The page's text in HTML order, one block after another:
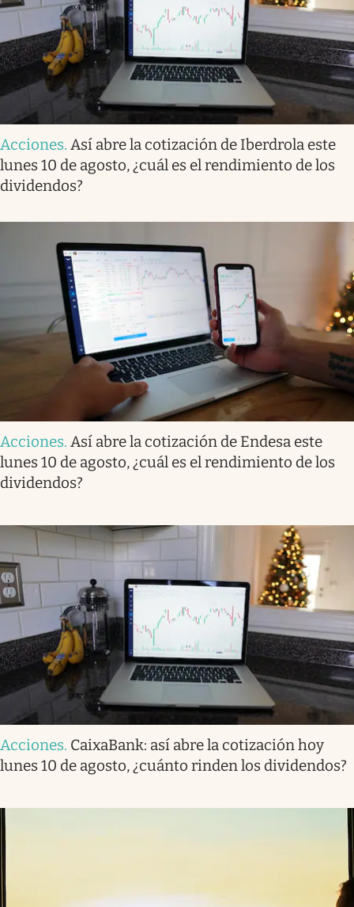
Acciones. Así abre la cotización de Iberdrola este
lunes 10 de agosto, ¿cuál es el rendimiento de los
dividendos?
Acciones. Así abre la cotización de Endesa este
lunes 10 de agosto, ¿cuál es el rendimiento de los
dividendos?
Acciones. CaixaBank: así abre la cotización hoy
lunes 10 de agosto, ¿cuánto rinden los dividendos?